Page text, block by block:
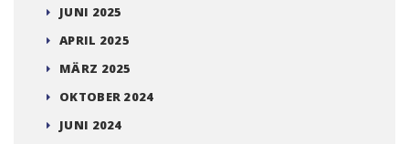
JUNI 2025
APRIL 2025
MÄRZ 2025
OKTOBER 2024
JUNI 2024